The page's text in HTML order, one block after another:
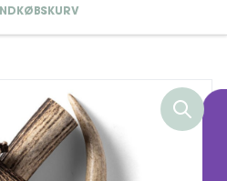
INDKØBSKURV